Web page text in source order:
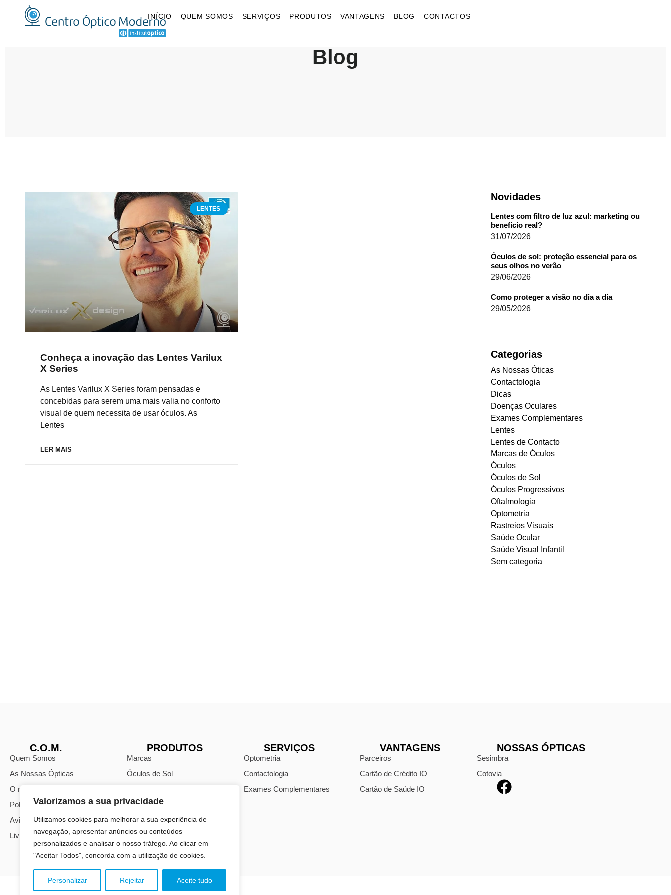
Valorizamos a sua privacidade
Utilizamos cookies para melhorar a sua experiência de
navegação, apresentar anúncios ou conteúdos
personalizados e analisar o nosso tráfego. Ao clicar em
"Aceitar Todos", concorda com a utilização de cookies.
Personalizar Rejeitar Aceite tudo
INÍCIO QUEM SOMOS SERVIÇOS PRODUTOS VANTAGENS BLOG CONTACTOS
Blog
LENTES
Conheça a inovação das Lentes Varilux
X Series
As Lentes Varilux X Series foram pensadas e
concebidas para serem uma mais valia no conforto
visual de quem necessita de usar óculos. As
Lentes
LER MAIS
Novidades
Lentes com filtro de luz azul: marketing ou
benefício real?
31/07/2026
Óculos de sol: proteção essencial para os
seus olhos no verão
29/06/2026
Como proteger a visão no dia a dia
29/05/2026
Categorias
As Nossas Óticas
Contactologia
Dicas
Doenças Oculares
Exames Complementares
Lentes
Lentes de Contacto
Marcas de Óculos
Óculos
Óculos de Sol
Óculos Progressivos
Oftalmologia
Optometria
Rastreios Visuais
Saúde Ocular
Saúde Visual Infantil
Sem categoria
C.O.M.
Quem Somos
As Nossas Ópticas
O nosso Blog
Política de Privacidade
Avisos Legais
Livro de Reclamações
PRODUTOS
Marcas
Óculos de Sol
Óculos Progressivos
Lentes Oftálmicas
SERVIÇOS
Optometria
Contactologia
Exames Complementares
VANTAGENS
Parceiros
Cartão de Crédito IO
Cartão de Saúde IO
NOSSAS ÓPTICAS
Sesimbra
Cotovia